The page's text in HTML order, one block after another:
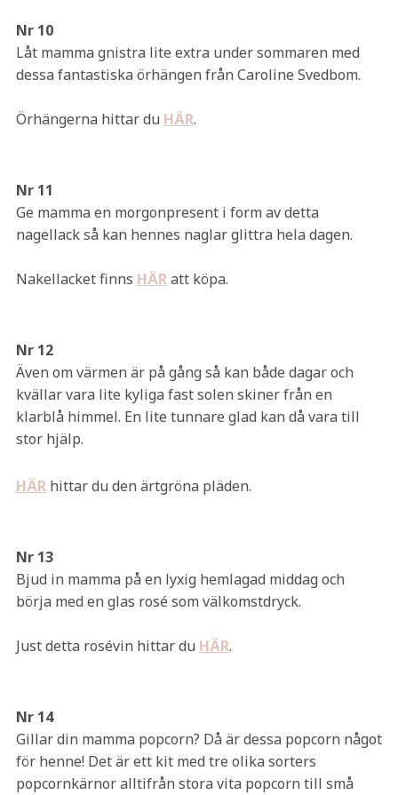
Nr 10
Låt mamma gnistra lite extra under sommaren med
dessa fantastiska örhängen från Caroline Svedbom.
Örhängerna hittar du HÄR.
Nr 11
Ge mamma en morgonpresent i form av detta
nagellack så kan hennes naglar glittra hela dagen.
Nakellacket finns HÄRatt köpa.
Nr 12
Även om värmen är på gång så kan både dagar och
kvällar vara lite kyliga fast solen skiner från en
klarblå himmel. En lite tunnare glad kan då vara till
stor hjälp.
HÄRhittar du den ärtgröna pläden.
Nr 13
Bjud in mamma på en lyxig hemlagad middag och
börja med en glas rosé som välkomstdryck.
Just detta rosévin hittar du HÄR.
Nr 14
Gillar din mamma popcorn? Då är dessa popcorn något
för henne! Det är ett kit med tre olika sorters
popcornkärnor alltifrån stora vita popcorn till små